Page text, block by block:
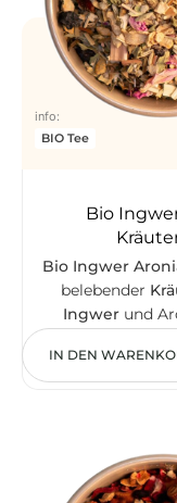
info:
BIO Tee
Bio
Bio Ingwer
belebender
Ingwer und
verfeinert mit
Zitronengras,
Salbei und
biologischem
würzig-frisch,
IN DEN